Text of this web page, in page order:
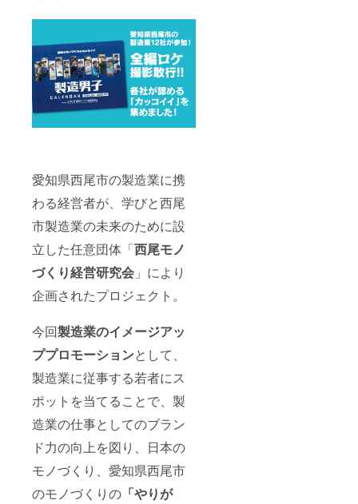
愛知県西尾市の製造業に携
わる経営者が、学びと西尾
市製造業の未来のために設
立した任意団体「西尾モノ
づくり経営研究会 」により
企画されたプロジェクト。
今回製造業のイメージアッ
ププロモーションとして、
製造業に従事する若者にス
ポットを当てることで、製
造業の仕事としてのブラン
ド力の向上を図り、日本の
モノづくり、愛知県西尾市
のモノづくりの 「やりが